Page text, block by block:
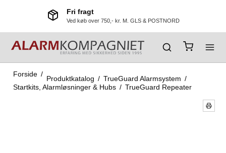
Fri fragt
Ved køb over 750,- kr. M. GLS & POSTNORD
Forside /
Produktkatalog / TrueGuard Alarmsystem /
Startkits, Alarmløsninger & Hubs / TrueGuard Repeater